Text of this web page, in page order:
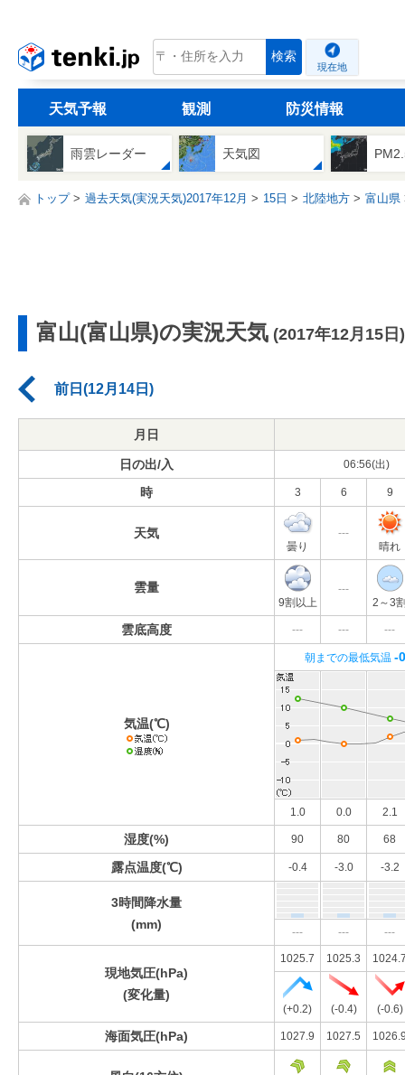
tenki.jp 検索
現在地
天気予報 観測 防災情報
雨雲レーダー 天気図
トップ 過去天気(実況天気)2017年12月 15日 北陸地方 富山県
富山(富山県)の実況天気 (2017年12月15日)
前日(12月14日)
月日
日の出/入 06:56(出)
時 3 6 9
天気
曇り
---
晴れ
雲量
9割以上
---
2～3
雲底高度 --- --- ---
気温(℃)
朝までの最低気温 -
1.0 0.0 2.1
湿度(%) 90 80 68
露点温度(℃) -0.4 -3.0 -3.2
3時間降水量
(mm)
--- --- ---
現地気圧(hPa)
(変化量)
1025.7 1025.3
(+0.2) (-0.4) (-0.6)
海面気圧(hPa) 1027.9 1027.5